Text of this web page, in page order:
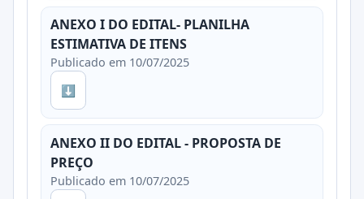
ANEXO I DO EDITAL- PLANILHA
ESTIMATIVA DE ITENS
Publicado em 10/07/2025
⬇
ANEXO II DO EDITAL - PROPOSTA DE
PREÇO
Publicado em 10/07/2025